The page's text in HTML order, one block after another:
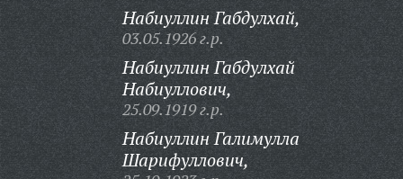
Набиуллин Габдулхай,
03.05.1926 г.р.
Набиуллин Габдулхай
Набиуллович,
25.09.1919 г.р.
Набиуллин Галимулла
Шарифуллович,